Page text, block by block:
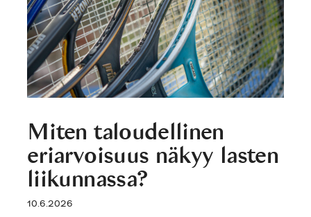
Miten taloudellinen
eriarvoisuus näkyy lasten
liikunnassa?
10.6.2026